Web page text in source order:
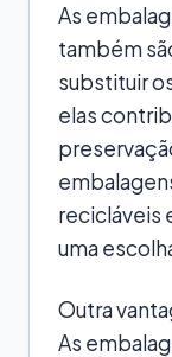
As
também
substituir
elas
recicláveis
uma
Outra
As